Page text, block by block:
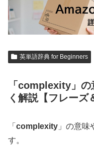
英単語辞典 for Beginners
「complexity」
く解説【フレーズ
「 complexity 」の意味
す。